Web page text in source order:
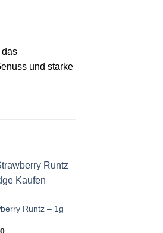
das
und starke
Runtz – 1g
Preisspanne: